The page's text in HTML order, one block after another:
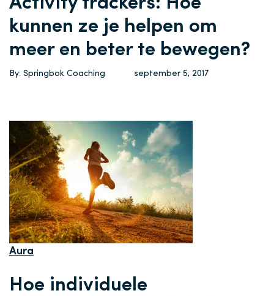
kunnen ze je helpen om
meer en beter te bewegen?
By: Springbok Coaching september 5, 2017
Aura
Hoe individuele